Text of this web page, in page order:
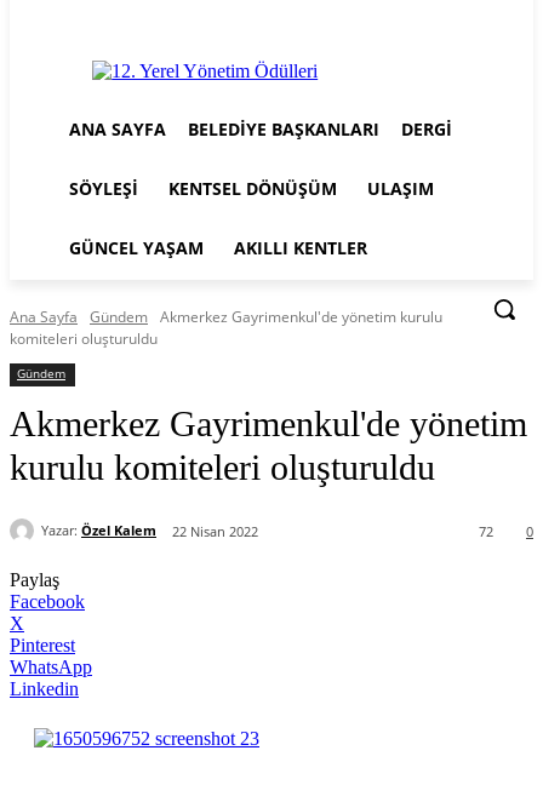
ANA SAYFA BELEDIYE BAŞKANLARI DERGI
SÖYLEŞI KENTSEL DÖNÜŞÜM ULAŞIM
GÜNCEL YAŞAM AKILLI KENTLER
Ana Sayfa Gündem Akmerkez Gayrimenkul'de yönetim kurulu
komiteleri oluşturuldu
Gündem
Akmerkez Gayrimenkul'de yönetim
kurulu komiteleri oluşturuldu
Yazar: Özel Kalem 22 Nisan 2022 0
72
Paylaş
Facebook
X
Pinterest
WhatsApp
Linkedin